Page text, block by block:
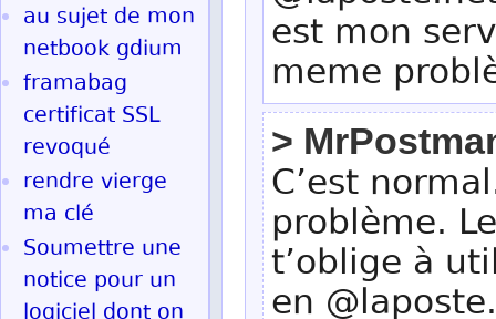
est mon
meme
>
C’est
problème.
t’oblige à
en
au sujet de mon
netbook gdium
framabag
certificat SSL
revoqué
rendre vierge
ma clé
Soumettre une
notice pour un